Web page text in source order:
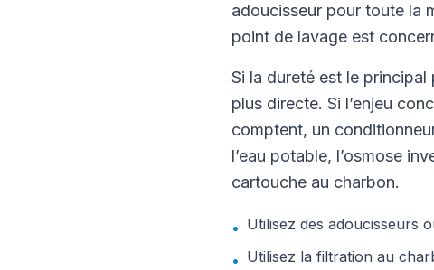
adoucisseur pour toute la
point de lavage est
Si la dureté est le principal
plus directe. Si l’enjeu
comptent, un
l’eau potable, l’osmose
cartouche au charbon.
• Utilisez des adoucisseurs
• Utilisez la filtration au